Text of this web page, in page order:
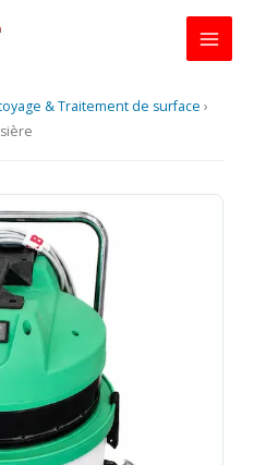
& Traitement de surface ›